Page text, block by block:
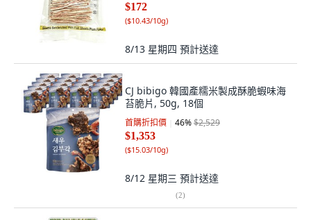
$172
($10.43/10g)
8/13 星期四 預計送達
CJ bibigo 韓國產糯米製成酥脆蝦味海
苔脆片, 50g, 18個
首購折扣價 46%$2,529
$1,353
($15.03/10g)
8/12 星期三 預計送達
(2)